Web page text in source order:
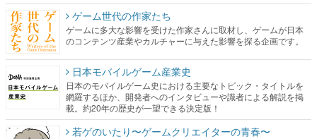
ゲーム世代の作家たち
ゲームに多大な影響を受けた作家さんに取材し、ゲームが日本
のコンテンツ産業やカルチャーに与えた影響を探る企画です。
日本モバイルゲーム産業史
日本のモバイルゲーム史における主要なトピック・タイトルを
網羅するほか、開発者へのインタビューや識者による解説を掲
載。約20年の歴史が一望できる決定版！
若ゲのいたり〜ゲームクリエイターの青春〜